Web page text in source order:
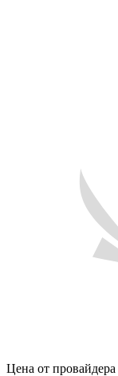
Цена от провайдера